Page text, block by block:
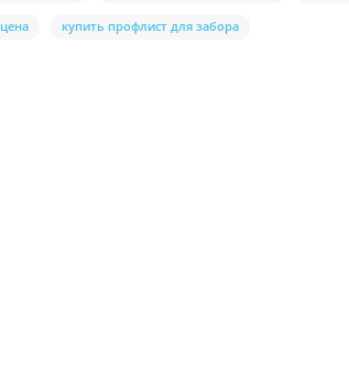
купить профлист для забора